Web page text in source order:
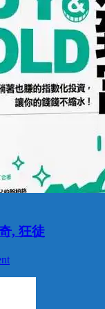
, 狂徒